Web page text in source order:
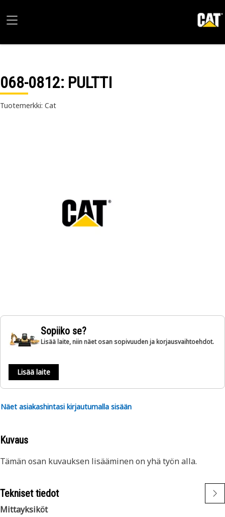
068-0812: PULTTI
Tuotemerkki: Cat
Sopiiko se?
Lisää laite, niin näet osan sopivuuden ja korjausvaihtoehdot.
Lisää laite
Näet asiakashintasi kirjautumalla sisään
Kuvaus
Tämän osan kuvauksen lisääminen on yhä työn alla.
Tekniset tiedot
Mittayksiköt